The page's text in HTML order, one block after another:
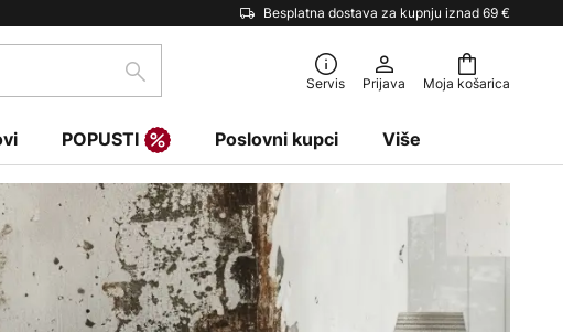
Besplatna dostava za kupnju iznad 69 €
Moja košarica
traži Servis Prijava
POPUSTI Poslovni kupci Više